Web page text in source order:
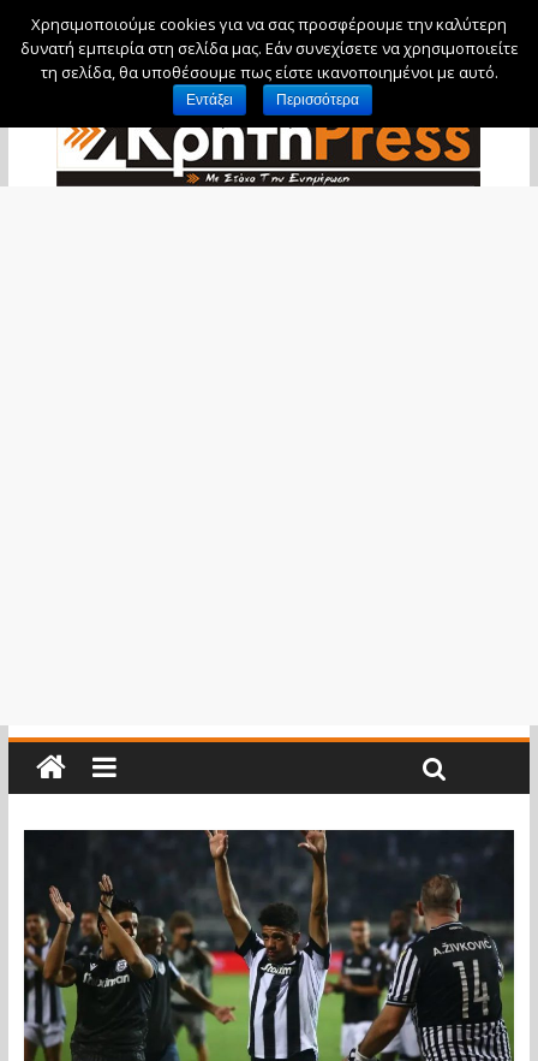
Δευτέρα, 10 Αυγούστου, 2026
Χρησιμοποιούμε cookies για να σας προσφέρουμε την καλύτερη
δυνατή εμπειρία στη σελίδα μας. Εάν συνεχίσετε να χρησιμοποιείτε
τη σελίδα, θα υποθέσουμε πως είστε ικανοποιημένοι με αυτό.
Εντάξει Περισσότερα